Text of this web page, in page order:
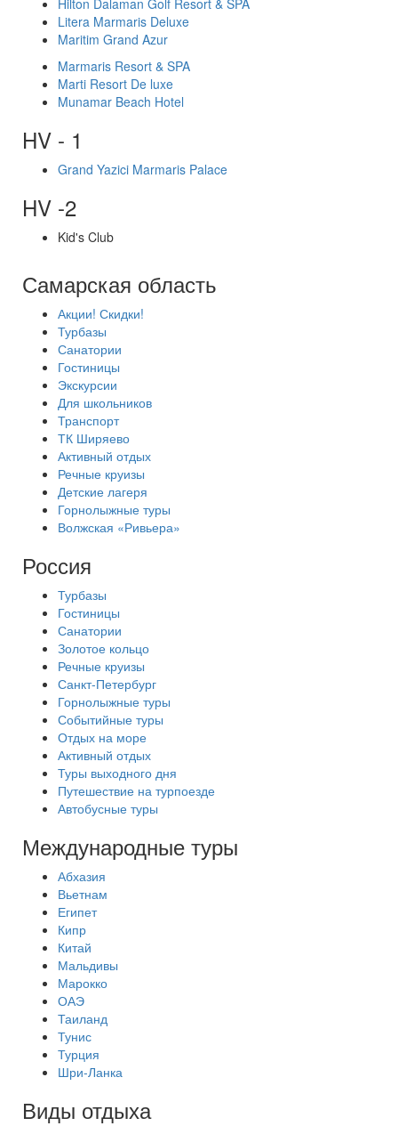
Hilton Dalaman Golf Resort & SPA
Litera Marmaris Deluxe
Maritim Grand Azur
Marmaris Resort & SPA
Marti Resort De luxe
Munamar Beach Hotel
HV - 1
Grand Yazici Marmaris Palace
HV -2
Kid's Club
Самарская область
Акции! Скидки!
Турбазы
Санатории
Гостиницы
Экскурсии
Для школьников
Транспорт
ТК Ширяево
Активный отдых
Речные круизы
Детские лагеря
Горнолыжные туры
Волжская «Ривьера»
Россия
Турбазы
Гостиницы
Санатории
Золотое кольцо
Речные круизы
Санкт-Петербург
Горнолыжные туры
Событийные туры
Отдых на море
Активный отдых
Туры выходного дня
Путешествие на турпоезде
Автобусные туры
Международные туры
Абхазия
Вьетнам
Египет
Кипр
Китай
Мальдивы
Марокко
ОАЭ
Таиланд
Тунис
Турция
Шри-Ланка
Виды отдыха